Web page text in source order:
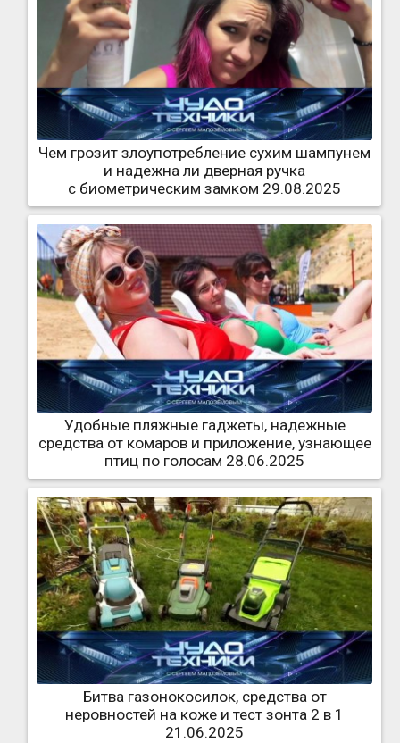
Чем грозит злоупотребление сухим шампунем
и надежна ли дверная ручка
с биометрическим замком 29.08.2025
Удобные пляжные гаджеты, надежные
средства от комаров и приложение, узнающее
птиц по голосам 28.06.2025
Битва газонокосилок, средства от
неровностей на коже и тест зонта 2 в 1
21.06.2025